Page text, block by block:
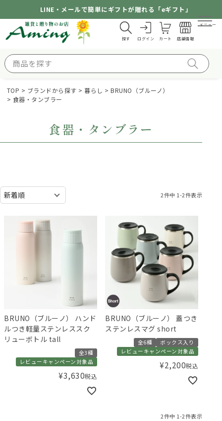
LINE・メールで簡単にギフトが贈れる「eギフト」
探す ログイン カート 店舗情報
メニュー
TOP ブランドから探す 暮らし
BRUNO（ブルーノ）
食器・タンブラー
食器・タンブラー
2件中 1-2件表示
BRUNO（ブルーノ） ハンド
ルつき軽量ステンレススク
リューボトル tall
全3種
レビューキャンペーン対象品
¥3,630税込
BRUNO（ブルーノ） 蓋つき
ステンレスマグ short
全6種
ボックス入り
レビューキャンペーン対象品
¥2,200税込
2件中 1-2件表示